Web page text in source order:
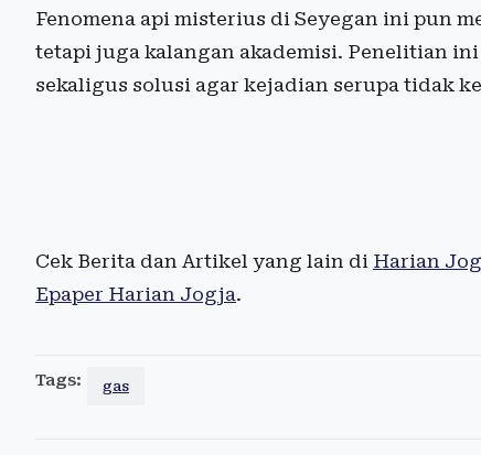
Fenomena api misterius di Seyegan ini pun
tetapi juga kalangan akademisi. Penelitian
sekaligus solusi agar kejadian serupa tidak
Cek Berita dan Artikel yang lain di Harian
Epaper Harian Jogja.
Tags: gas